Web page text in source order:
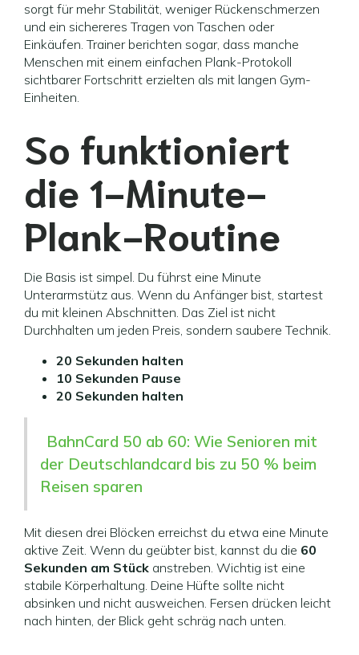
sorgt für mehr Stabilität, weniger Rückenschmerzen
und ein sichereres Tragen von Taschen oder
Einkäufen. Trainer berichten sogar, dass manche
Menschen mit einem einfachen Plank-Protokoll
sichtbarer Fortschritt erzielten als mit langen Gym-
Einheiten.
So funktioniert
die 1-Minute-
Plank-Routine
Die Basis ist simpel. Du führst eine Minute
Unterarmstütz aus. Wenn du Anfänger bist, startest
du mit kleinen Abschnitten. Das Ziel ist nicht
Durchhalten um jeden Preis, sondern saubere Technik.
20 Sekunden halten
10 Sekunden Pause
20 Sekunden halten
BahnCard 50 ab 60: Wie Senioren mit
der Deutschlandcard bis zu 50 % beim
Reisen sparen
Mit diesen drei Blöcken erreichst du etwa eine Minute
aktive Zeit. Wenn du geübter bist, kannst du die 60
Sekunden am Stück anstreben. Wichtig ist eine
stabile Körperhaltung. Deine Hüfte sollte nicht
absinken und nicht ausweichen. Fersen drücken leicht
nach hinten, der Blick geht schräg nach unten.